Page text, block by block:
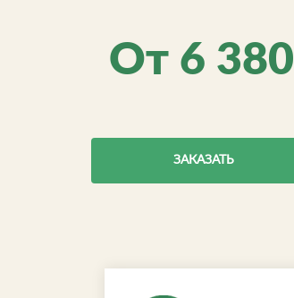
От 6 380
ЗАКАЗАТЬ